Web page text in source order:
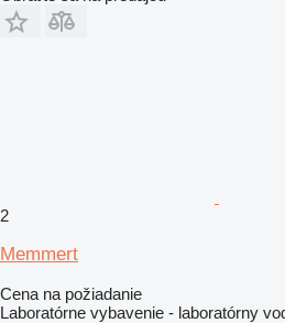
2
Memmert
Cena na požiadanie
Laboratórne vybavenie - laboratórny